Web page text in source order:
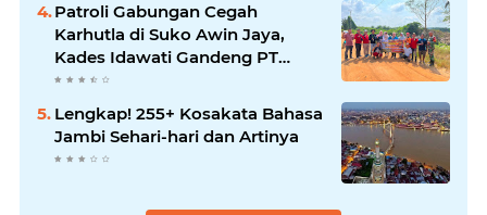
Patroli Gabungan Cegah
Karhutla di Suko Awin Jaya,
Kades Idawati Gandeng PT
BBB-S, TNI dan BPD
Lengkap! 255+ Kosakata Bahasa
Jambi Sehari-hari dan Artinya